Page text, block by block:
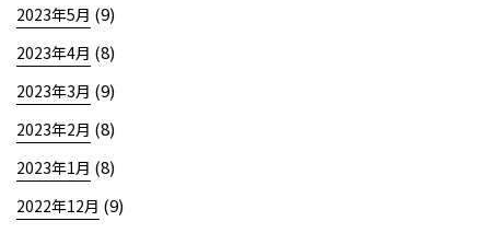
2023年5月 (9)
2023年4月 (8)
2023年3月 (9)
2023年2月 (8)
2023年1月 (8)
2022年12月 (9)